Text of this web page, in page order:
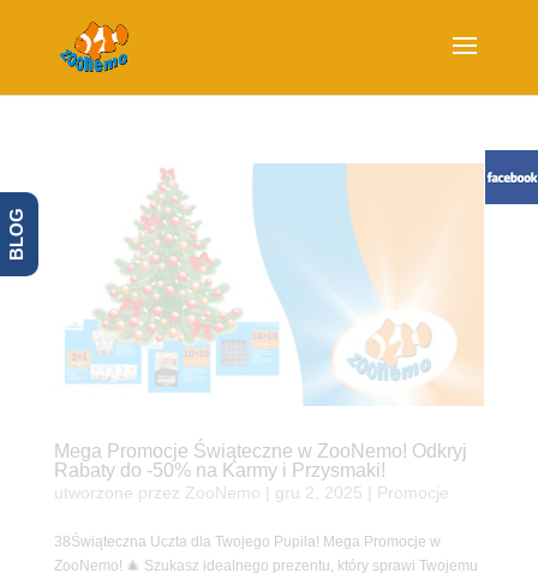
Mega Promocje Świąteczne w ZooNemo! Odkryj
Rabaty do -50% na Karmy i Przysmaki!
utworzone przez ZooNemo gru 2, 2025 Promocje
38Świąteczna Uczta dla Twojego Pupila! Mega Promocje w
ZooNemo! 🎄 Szukasz idealnego prezentu, który sprawi Twojemu
BLOG